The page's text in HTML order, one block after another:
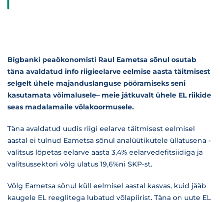
Bigbanki peaökonomisti Raul Eametsa sõnul osutab
täna avaldatud info riigieelarve eelmise aasta täitmisest
selgelt ühele majanduslanguse pööramiseks seni
kasutamata võimalusele– meie jätkuvalt ühele EL riikide
seas madalamaile võlakoormusele.
Täna avaldatud uudis riigi eelarve täitmisest eelmisel
aastal ei tulnud Eametsa sõnul analüütikutele üllatusena -
valitsus lõpetas eelarve aasta 3,4% eelarvedefitsiidiga ja
valitsussektori võlg ulatus 19,6%ni SKP-st.
Võlg Eametsa sõnul küll eelmisel aastal kasvas, kuid jääb
kaugele EL reeglitega lubatud võlapiirist. Täna on uute EL